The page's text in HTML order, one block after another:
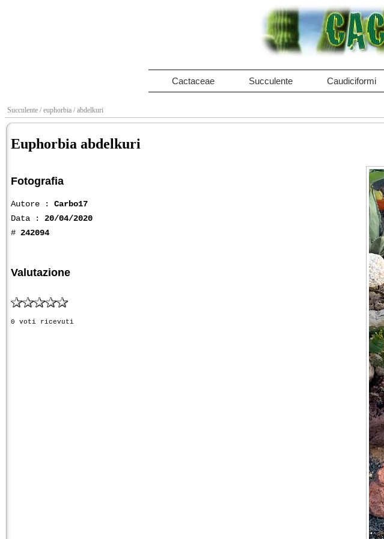
Cactaceae Succulente Caudiciformi
Succulente / euphorbia / abdelkuri
Euphorbia abdelkuri
Fotografia
Autore : Carbo17
Data : 20/04/2020
# 242094
Valutazione
0 voti ricevuti